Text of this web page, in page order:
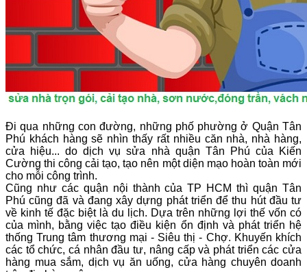
Đi qua những con đường, những phố phường ở Quận Tân
Phú khách hàng sẽ nhìn thấy rất nhiều căn nhà, nhà hàng,
cửa hiệu... do dịch vụ sửa nhà quận Tân Phú của Kiến
Cường thi công cải tạo, tạo nên một diện mạo hoàn toàn mới
cho mỗi công trình.
Cũng như các quận nội thành của TP HCM thì quận Tân
Phú cũng đã và đang xây dựng phát triển để thu hút đầu tư
về kinh tế đặc biệt là du lịch. Dựa trên những lợi thế vốn có
của mình, bằng việc tạo điều kiện ổn định và phát triển hệ
thống Trung tâm thương mại - Siêu thị - Chợ. Khuyến khích
các tổ chức, cá nhân đầu tư, nâng cấp và phát triển các cửa
hàng mua sắm, dịch vụ ăn uống, cửa hàng chuyên doanh